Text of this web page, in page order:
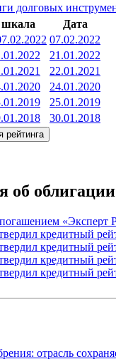
долговых
шкала
Дата
07.02.2022
21.01.2022
22.01.2021
24.01.2020
25.01.2019
30.01.2018
рейтинга
об облигации
«Эксперт
кредитный
кредитный
кредитный
кредитный
отрасль